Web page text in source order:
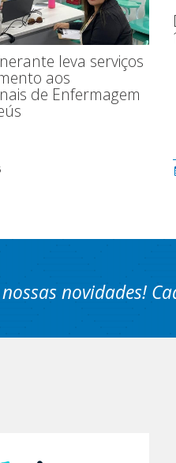
leva serviços
aos
de Enfermagem
novidades!